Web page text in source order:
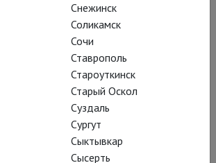
классики и стремится к живому
оперного искусства.
Снежинск
Соликамск
Сочи
Ставрополь
Староуткинск
Старый Оскол
Суздаль
Сургут
Сыктывкар
Сысерть